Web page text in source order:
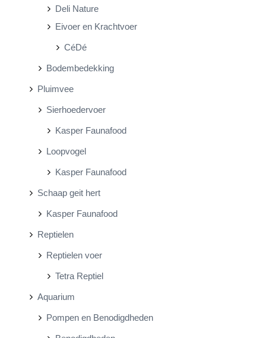
Deli Nature
Eivoer en Krachtvoer
CéDé
Bodembedekking
Pluimvee
Sierhoedervoer
Kasper Faunafood
Loopvogel
Kasper Faunafood
Schaap geit hert
Kasper Faunafood
Reptielen
Reptielen voer
Tetra Reptiel
Aquarium
Pompen en Benodigdheden